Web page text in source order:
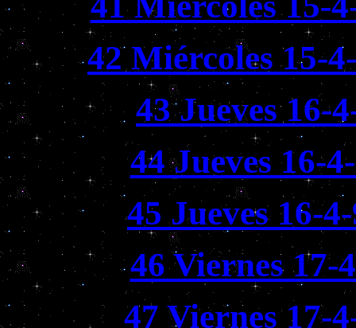
42 Miércoles 15-
43 Jueves 16-
44 Jueves 16-
45 Jueves 16-
46 Viernes
47 Viernes 17-